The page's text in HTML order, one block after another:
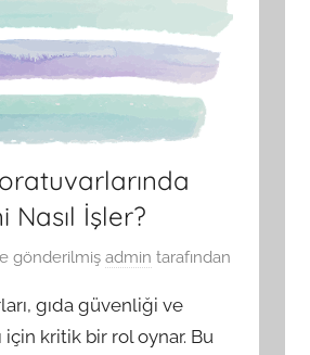
Nasıl İşler?
gönderilmiş admin tarafından
gıda güvenliği ve
kritik bir rol oynar. Bu